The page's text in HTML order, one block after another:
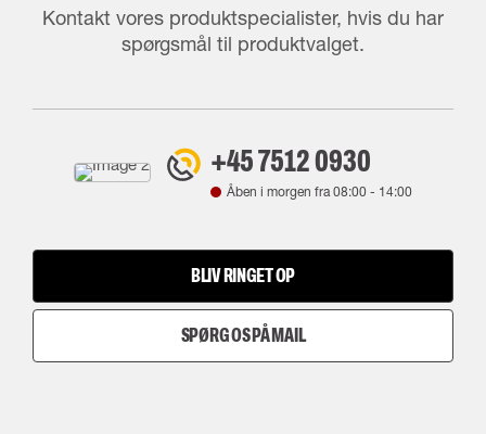
Kontakt vores produktspecialister, hvis du har
spørgsmål til produktvalget.
+45 7512 0930
Åben i morgen fra08:00 - 14:00
BLIV RINGET OP
SPØRG OS PÅ MAIL